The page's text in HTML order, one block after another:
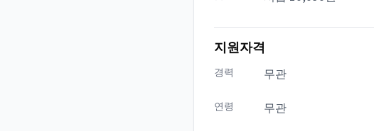
지원자격
경력 무관
연령 무관